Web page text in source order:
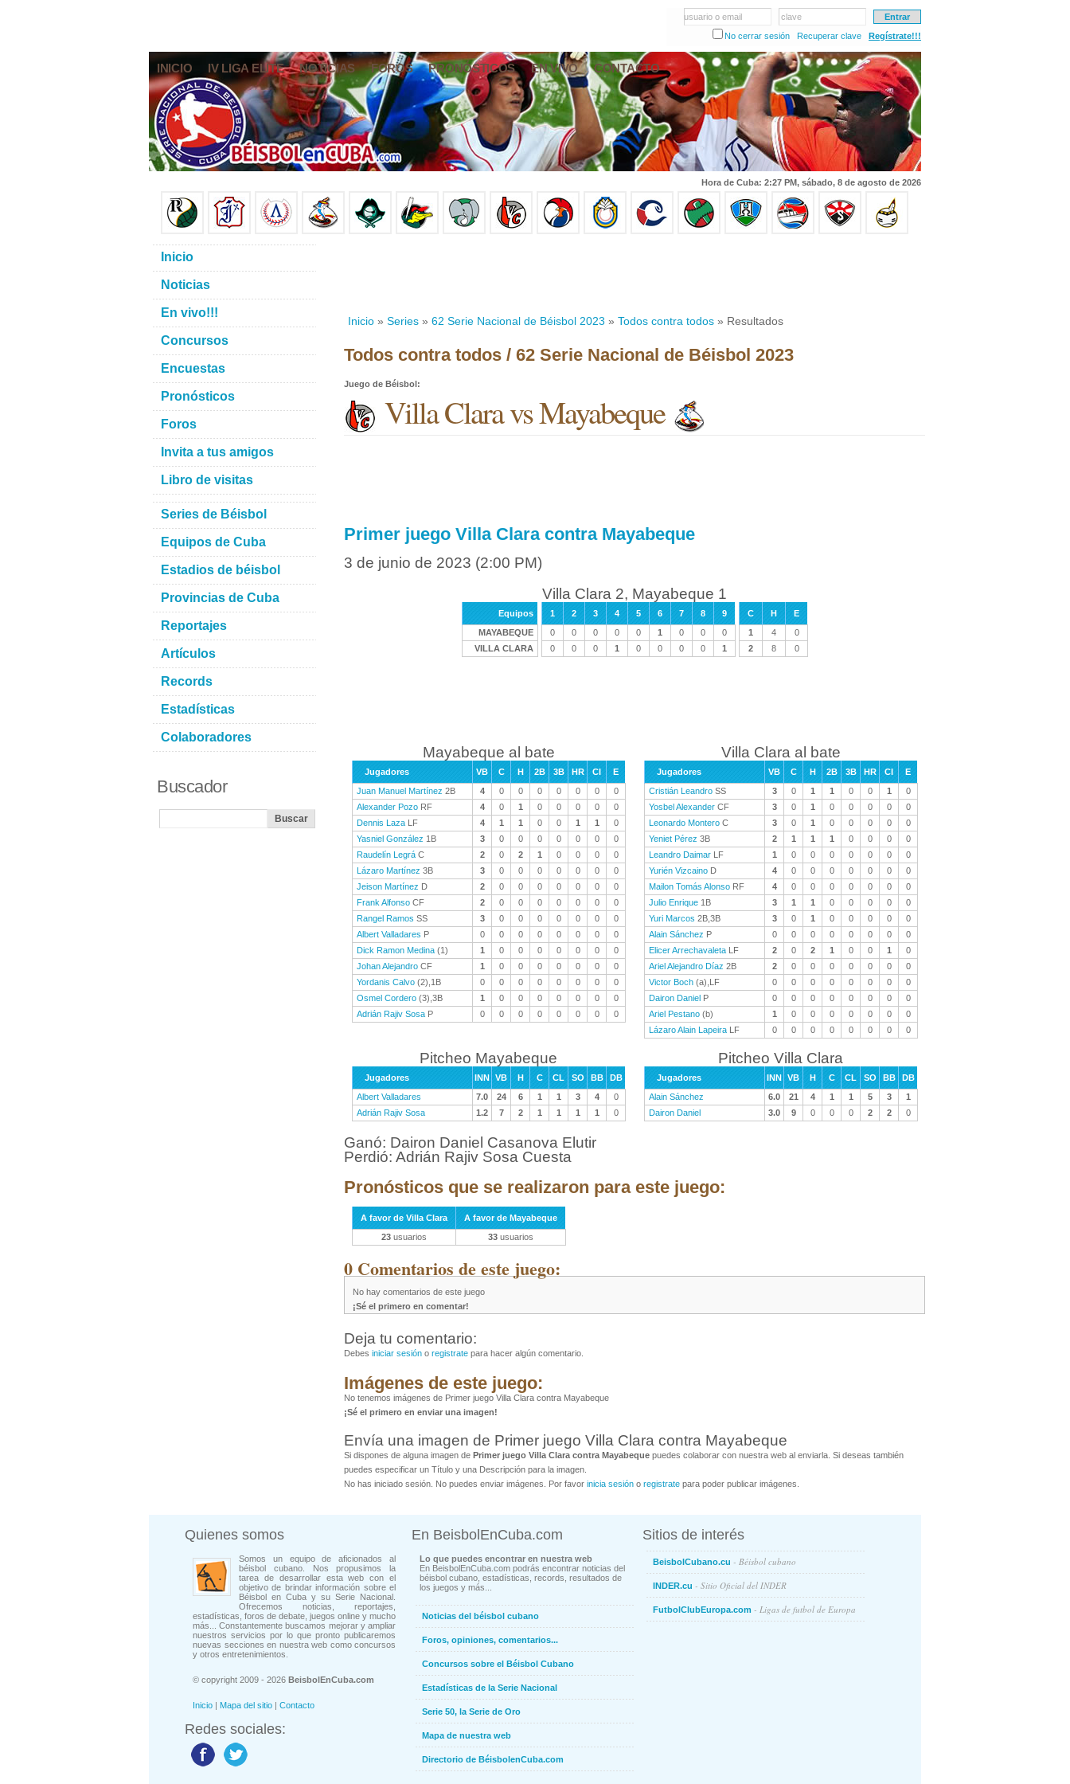
usuario o email
clave
No cerrar sesión
Recuperar clave Regístrate!!!
INICIO IV LIGA ELITE NOTICIAS FOROS PRONÓSTICOS EN VIVO CONTACTO
Hora de Cuba: 2:27 PM, sábado, 8 de agosto de 2026
Inicio » Series » 62 Serie Nacional de Béisbol 2023 » Todos contra todos » Resultados
Todos contra todos / 62 Serie Nacional de Béisbol 2023
Juego de Béisbol:
Villa Clara vs Mayabeque
Primer juego Villa Clara contra Mayabeque
3 de junio de 2023 (2:00 PM)
Villa Clara 2, Mayabeque 1
Equipos 1 2 3 4 5 6 7 8 9 C H
E
MAYABEQUE
0 0 0 0 0 1 0 0 0 1 4
0
VILLA CLARA
0 0 0 1 0 0 0 0 1 2 8 0
Mayabeque al bate
Jugadores VB C H 2B 3B HR CI
E
Juan Manuel Martínez 2B 4 0 0 0 0 0 0
0
Alexander Pozo RF 4 0 1 0 0 0 0
0
Dennis Laza LF 4 1 1 0 0 1 1
0
Yasniel González 1B 3 0 0 0 0 0 0
0
Raudelín Legrá C 2 0 2 1 0 0 0
0
Lázaro Martínez 3B 3 0 0 0 0 0 0
0
Jeison Martínez D 2 0 0 0 0 0 0
0
Frank Alfonso CF 2 0 0 0 0 0 0
0
Rangel Ramos SS 3 0 0 0 0 0 0
0
Albert Valladares P 0 0 0 0 0 0 0
0
Dick Ramon Medina (1) 1 0 0 0 0 0 0
0
Johan Alejandro CF 1 0 0 0 0 0 0
0
Yordanis Calvo (2),1B 0 0 0 0 0 0 0
0
Osmel Cordero (3),3B 1 0 0 0 0 0 0
0
Adrián Rajiv Sosa P 0 0 0 0 0 0 0 0
Villa Clara al bate
Jugadores VB C H 2B 3B HR CI
E
Cristián Leandro SS 3 0 1 1 0 0 1
0
Yosbel Alexander CF 3 0 1 0 0 0 0
0
Leonardo Montero C 3 0 1 0 0 0 0
0
Yeniet Pérez 3B 2 1 1 1 0 0 0
0
Leandro Daimar LF 1 0 0 0 0 0 0
0
Yurién Vizcaino D 4 0 0 0 0 0 0
0
Mailon Tomás Alonso RF 4 0 0 0 0 0 0
0
Julio Enrique 1B 3 1 1 0 0 0 0
0
Yuri Marcos 2B,3B 3 0 1 0 0 0 0
0
Alain Sánchez P 0 0 0 0 0 0 0
0
Elicer Arrechavaleta LF 2 0 2 1 0 0 1
0
Ariel Alejandro Díaz 2B 2 0 0 0 0 0 0
0
Victor Boch (a),LF 0 0 0 0 0 0 0
0
Dairon Daniel P 0 0 0 0 0 0 0
0
Ariel Pestano (b) 1 0 0 0 0 0 0
0
Lázaro Alain Lapeira LF 0 0 0 0 0 0 0 0
Pitcheo Mayabeque
Jugadores INN VB H C CL SO BB
DB
Albert Valladares
7.0 24 6 1 1 3 4
0
Adrián Rajiv Sosa
1.2 7 2 1 1 1 1 0
Pitcheo Villa Clara
Jugadores INN VB H C CL SO BB
DB
Alain Sánchez
6.0 21 4 1 1 5 3
1
Dairon Daniel
3.0 9 0 0 0 2 2 0
Ganó: Dairon Daniel Casanova Elutir
Perdió: Adrián Rajiv Sosa Cuesta
Pronósticos que se realizaron para este juego:
A favor de Villa Clara
A favor de Mayabeque
23 usuarios 33 usuarios
0 Comentarios de este juego:
No hay comentarios de este juego
¡Sé el primero en comentar!
Deja tu comentario:
Debes iniciar sesión o registrate para hacer algún comentario.
Imágenes de este juego:
No tenemos imágenes de Primer juego Villa Clara contra Mayabeque
¡Sé el primero en enviar una imagen!
Envía una imagen de Primer juego Villa Clara contra Mayabeque
Si dispones de alguna imagen de Primer juego Villa Clara contra Mayabeque puedes colaborar con nuestra web al enviarla. Si deseas también
puedes especificar un Título y una Descripción para la imagen.
No has iniciado sesión. No puedes enviar imágenes. Por favor inicia sesión o registrate para poder publicar imágenes.
Inicio
Noticias
En vivo!!!
Concursos
Encuestas
Pronósticos
Foros
Invita a tus amigos
Libro de visitas
Series de Béisbol
Equipos de Cuba
Estadios de béisbol
Provincias de Cuba
Reportajes
Artículos
Records
Estadísticas
Colaboradores
Buscador
Quienes somos
Somos un equipo de aficionados al
béisbol cubano. Nos propusimos la
tarea de desarrollar esta web con el
objetivo de brindar información sobre el
Béisbol en Cuba y su Serie Nacional.
Ofrecemos noticias, reportajes,
estadísticas, foros de debate, juegos online y mucho
más... Constantemente buscamos mejorar y ampliar
nuestros servicios por lo que pronto publicaremos
nuevas secciones en nuestra web como concursos
y otros entretenimientos.
© copyright 2009 - 2026 BeisbolEnCuba.com
Inicio | Mapa del sitio | Contacto
Redes sociales:
En BeisbolEnCuba.com
Lo que puedes encontrar en nuestra web
En BeisbolEnCuba.com podrás encontrar noticias del
béisbol cubano, estadísticas, records, resultados de
los juegos y más...
Noticias del béisbol cubano
Foros, opiniones, comentarios...
Concursos sobre el Béisbol Cubano
Estadísticas de la Serie Nacional
Serie 50, la Serie de Oro
Mapa de nuestra web
Directorio de BéisbolenCuba.com
Sitios de interés
BeisbolCubano.cu - Béisbol cubano
INDER.cu - Sitio Oficial del INDER
FutbolClubEuropa.com - Ligas de futbol de Europa